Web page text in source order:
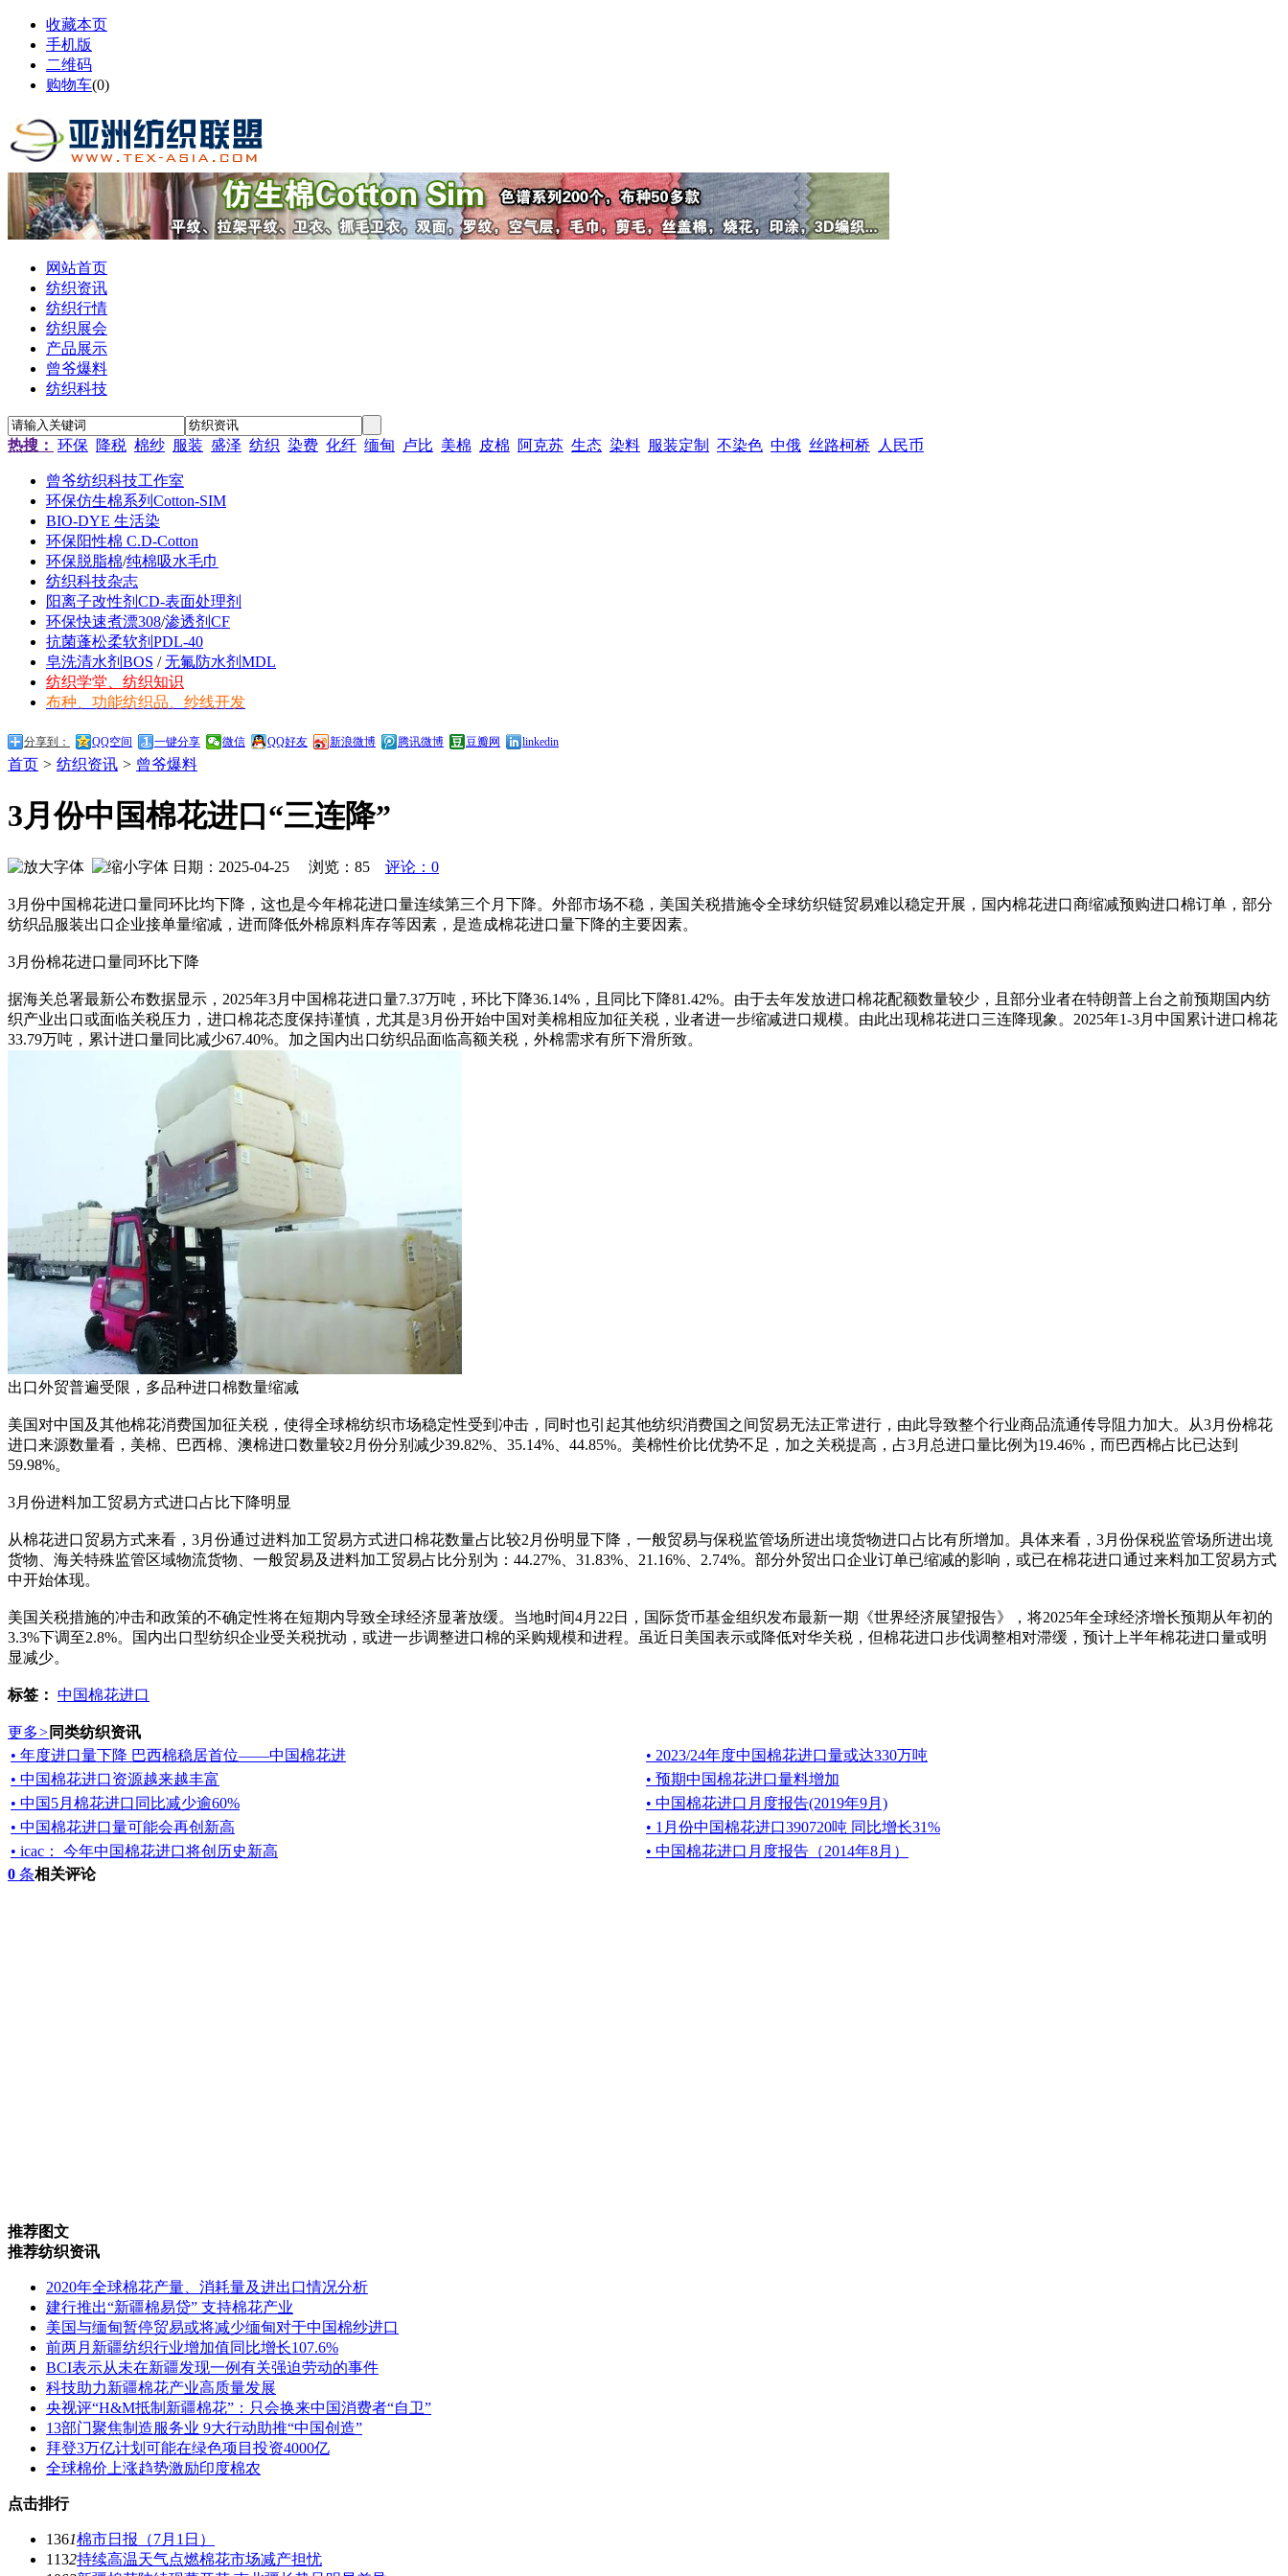
收藏本页
手机版
二维码
购物车(0)
网站首页
纺织资讯
纺织行情
纺织展会
产品展示
曾爷爆料
纺织科技
热搜： 环保 降税 棉纱 服装 盛泽 纺织 染费 化纤 缅甸 卢比 美棉 皮棉 阿克苏 生态 染料 服装定制 不染色 中俄 丝路柯桥 人民币
曾爷纺织科技工作室
环保仿生棉系列Cotton-SIM
BIO-DYE 生活染
环保阳性棉 C.D-Cotton
环保脱脂棉/纯棉吸水毛巾
纺织科技杂志
阳离子改性剂CD-表面处理剂
环保快速煮漂308/渗透剂CF
抗菌蓬松柔软剂PDL-40
皂洗清水剂BOS /无氟防水剂MDL
纺织学堂、纺织知识
布种、功能纺织品、纱线开发
分享到： QQ空间 一键分享 微信 QQ好友 新浪微博 腾讯微博 豆瓣网 linkedin
首页 > 纺织资讯 > 曾爷爆料
3月份中国棉花进口“三连降”
日期：2025-04-25 浏览： 85 评论：0
3月份中国棉花进口量同环比均下降，这也是今年棉花进口量连续第三个月下降。外部市场不稳，美国关税措施令全球纺织链贸易难以稳定开展，国内棉花进口商缩减预购进口棉订单，部分
纺织品服装出口企业接单量缩减，进而降低外棉原料库存等因素，是造成棉花进口量下降的主要因素。
3月份棉花进口量同环比下降
据海关总署最新公布数据显示，2025年3月中国棉花进口量7.37万吨，环比下降36.14%，且同比下降81.42%。由于去年发放进口棉花配额数量较少，且部分业者在特朗普上台之前预期国内纺
织产业出口或面临关税压力，进口棉花态度保持谨慎，尤其是3月份开始中国对美棉相应加征关税，业者进一步缩减进口规模。由此出现棉花进口三连降现象。2025年1-3月中国累计进口棉花
33.79万吨，累计进口量同比减少67.40%。加之国内出口纺织品面临高额关税，外棉需求有所下滑所致。
出口外贸普遍受限，多品种进口棉数量缩减
美国对中国及其他棉花消费国加征关税，使得全球棉纺织市场稳定性受到冲击，同时也引起其他纺织消费国之间贸易无法正常进行，由此导致整个行业商品流通传导阻力加大。从3月份棉花
进口来源数量看，美棉、巴西棉、澳棉进口数量较2月份分别减少39.82%、35.14%、44.85%。美棉性价比优势不足，加之关税提高，占3月总进口量比例为19.46%，而巴西棉占比已达到
59.98%。
3月份进料加工贸易方式进口占比下降明显
从棉花进口贸易方式来看，3月份通过进料加工贸易方式进口棉花数量占比较2月份明显下降，一般贸易与保税监管场所进出境货物进口占比有所增加。具体来看，3月份保税监管场所进出境
货物、海关特殊监管区域物流货物、一般贸易及进料加工贸易占比分别为：44.27%、31.83%、21.16%、2.74%。部分外贸出口企业订单已缩减的影响，或已在棉花进口通过来料加工贸易方式
中开始体现。
美国关税措施的冲击和政策的不确定性将在短期内导致全球经济显著放缓。当地时间4月22日，国际货币基金组织发布最新一期《世界经济展望报告》，将2025年全球经济增长预期从年初的
3.3%下调至2.8%。国内出口型纺织企业受关税扰动，或进一步调整进口棉的采购规模和进程。虽近日美国表示或降低对华关税，但棉花进口步伐调整相对滞缓，预计上半年棉花进口量或明
显减少。
标签： 中国棉花进口
更多> 同类纺织资讯
• 年度进口量下降 巴西棉稳居首位——中国棉花进
• 2023/24年度中国棉花进口量或达330万吨
• 中国棉花进口资源越来越丰富
• 预期中国棉花进口量料增加
• 中国5月棉花进口同比减少逾60%
• 中国棉花进口月度报告(2019年9月)
• 中国棉花进口量可能会再创新高
• 1月份中国棉花进口390720吨 同比增长31%
• icac： 今年中国棉花进口将创历史新高
• 中国棉花进口月度报告（2014年8月）
0 条相关评论
推荐图文
推荐纺织资讯
2020年全球棉花产量、消耗量及进出口情况分析
建行推出“新疆棉易贷” 支持棉花产业
美国与缅甸暂停贸易或将减少缅甸对于中国棉纱进口
前两月新疆纺织行业增加值同比增长107.6%
BCI表示从未在新疆发现一例有关强迫劳动的事件
科技助力新疆棉花产业高质量发展
央视评“H&M抵制新疆棉花”：只会换来中国消费者“自卫”
13部门聚焦制造服务业 9大行动助推“中国创造”
拜登3万亿计划可能在绿色项目投资4000亿
全球棉价上涨趋势激励印度棉农
点击排行
1361棉市日报（7月1日）
1132持续高温天气点燃棉花市场减产担忧